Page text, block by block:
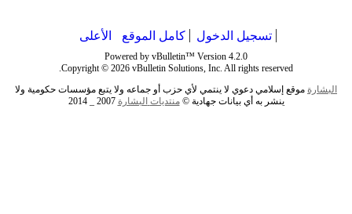
تسجيل الدخول كامل الموقع الأعلى
Powered by vBulletin™ Version 4.2.0
Copyright © 2026 vBulletin Solutions, Inc. All rights reserved.
البشارة موقع إسلامي دعوي لا ينتمي لأي حزب أو جماعه ولا يتبع مؤسسات حكومية ولا
ينشر به أي بيانات جهادية © منتديات البشارة 2007 _ 2014